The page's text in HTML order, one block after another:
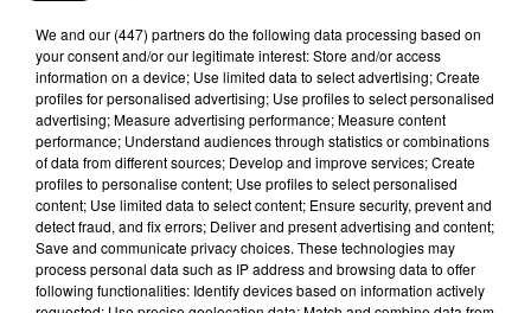
7 août 2026
BLOIS (41) - CONFÉRENCE : « SOYEZ
MAUDITS ! »
Jeudi 4 février 2027 à 14h30 à l'auditorium Samuel
Paty, bibliothèque Abbé-Grégoire de Blois (Loir-et-
Cher) : « Soyez maudits ! » Les malédictions
déposées...
We and our (447) partnersdo the following data processing based on
your consent and/or our legitimate interest: Store and/or access
information on a device; Use limited data to select advertising; Create
profiles for personalised advertising; Use profiles to select personalised
advertising; Measure advertising performance; Measure content
performance; Understand audiences through statistics or combinations
of data from different sources; Develop and improve services; Create
profiles to personalise content; Use profiles to select personalised
content; Use limited data to select content; Ensure security, prevent and
detect fraud, and fix errors; Deliver and present advertising and content;
Save and communicate privacy choices. These technologies may
process personal data such as IP address and browsing data to offer
following functionalities: Identify devices based on information actively